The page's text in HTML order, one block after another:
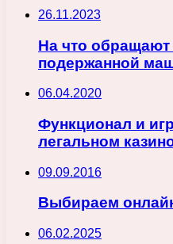
26.11.2023
На что
подержанной
06.04.2020
Функционал и
легальном
09.09.2016
Выбираем
06.02.2025